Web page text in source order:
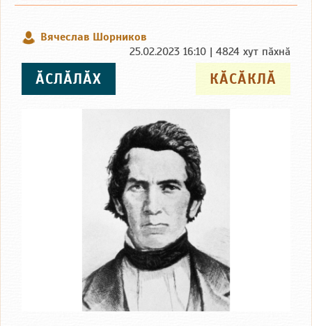
Вячеслав Шорников
25.02.2023 16:10 | 4824 хут пӑхнӑ
КӐСӐКЛӐ
ӐСЛӐЛӐХ